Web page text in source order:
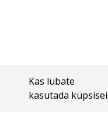
Kas lubate
kasutada